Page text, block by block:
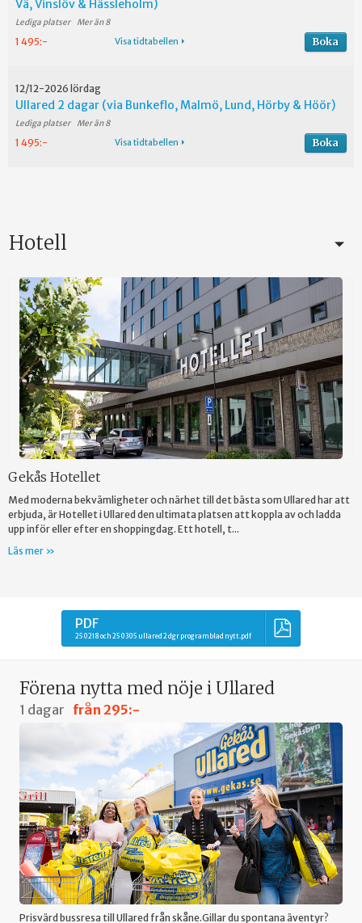
Vä, Vinslöv & Hässleholm)
Mer än 8
1 495:- Boka
Visa tidtabellen
12/12-2026 lördag
Ullared 2 dagar (via Bunkeflo, Malmö, Lund, Hörby & Höör)
Mer än 8
1 495:- Boka
Visa tidtabellen
Hotell
Gekås Hotellet
Med moderna bekvämligheter och närhet till det bästa som Ullared har att
erbjuda, är Hotellet i Ullared den ultimata platsen att koppla av och ladda
upp inför eller efter en shoppingdag. Ett hotell, t...
Läs mer »
PDF
250218 och 250305 ullared 2 dgr programblad nytt.pdf
Förena nytta med nöje i Ullared
1 dagar från 295:-
Prisvärd bussresa till Ullared från skåne.Gillar du spontana äventyr?